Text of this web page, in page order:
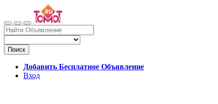
Поиск
Добавить Бесплатное Объявление
Вход